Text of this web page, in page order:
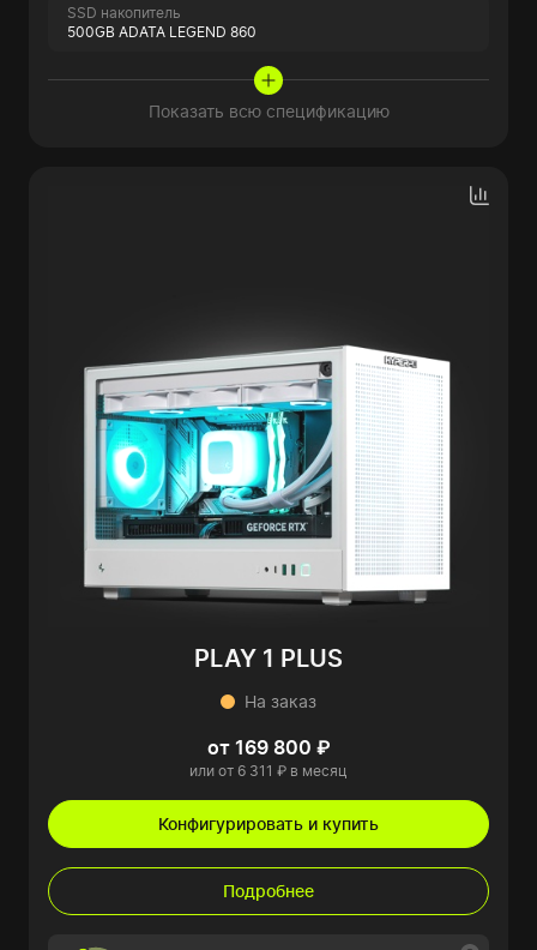
SSD накопитель
500GB ADATA LEGEND 860
Показать всю спецификацию
PLAY 1 PLUS
На заказ
от 169 800 ₽
или от 6 311 ₽ в месяц
Конфигурировать и купить
Подробнее